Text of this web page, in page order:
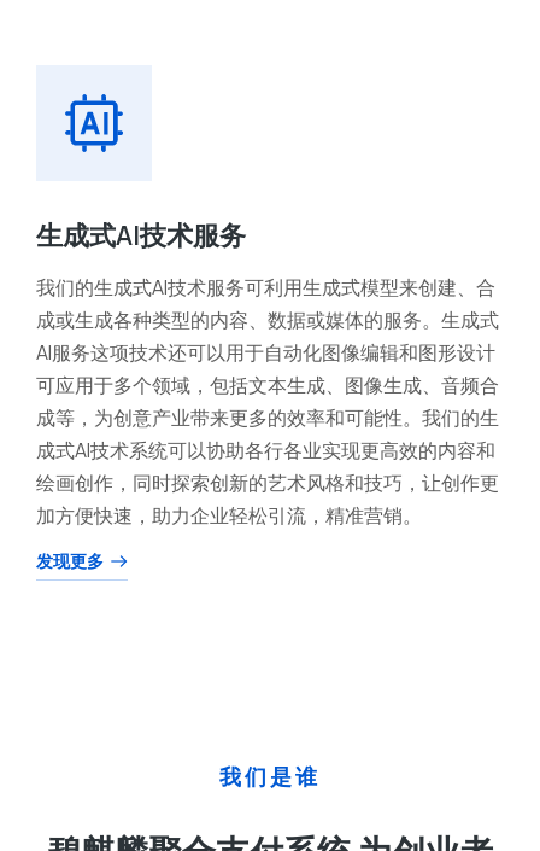
生成式AI技术服务
我们的生成式AI技术服务可利用生成式模型来创建、合
成或生成各种类型的内容、数据或媒体的服务。生成式
AI服务这项技术还可以用于自动化图像编辑和图形设计
可应用于多个领域，包括文本生成、图像生成、音频合
成等，为创意产业带来更多的效率和可能性。我们的生
成式AI技术系统可以协助各行各业实现更高效的内容和
绘画创作，同时探索创新的艺术风格和技巧，让创作更
加方便快速，助力企业轻松引流，精准营销。
发现更多
我们是谁